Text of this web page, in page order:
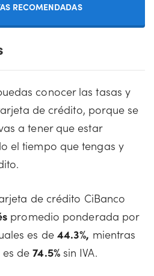
RECOMENDADAS
conocer las tasas y
de crédito, porque se
a tener que estar
el tiempo que tengas y
de crédito CiBanco
promedio ponderada por
es de 44.3%, mientras
de74.5%sin IVA.